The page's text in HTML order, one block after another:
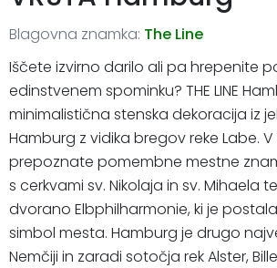
Blagovna znamka: The Line
Iščete izvirno darilo ali pa hrepenite
edinstvenem spominku? THE LINE
minimalistična stenska dekoracija iz
Hamburg z vidika bregov reke Labe. V
prepoznate pomembne mestne
s cerkvami sv. Nikolaja in sv. Mihaela
dvorano Elbphilharmonie, ki je
simbol mesta. Hamburg je drugo
Nemčiji in zaradi sotočja rek Alster,